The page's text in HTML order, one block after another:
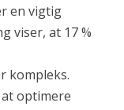
en vigtig
viser, at 17 %
kompleks.
optimere